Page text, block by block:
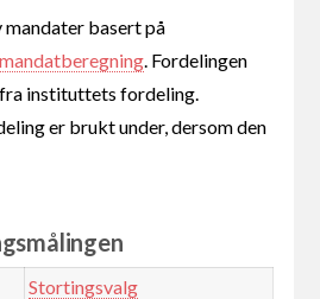
basert på
. Fordelingen
instituttets fordeling.
er brukt under, dersom den
Stortingsvalg